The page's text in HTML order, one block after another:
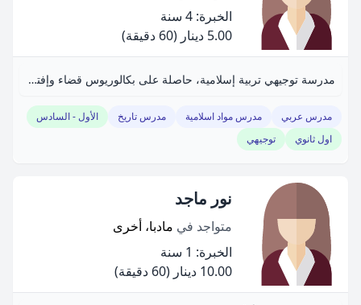
الخبرة: 4 سنة
5.00 دينار
(60 دقيقة)
مدرسة توجيهي تربية إسلامية، حاصلة على بكالوريوس قضاء وإفتاء.
مدرس عربي مدرس مواد اسلامية مدرس تاريخ
الأول - السادس
اول ثانوي
توجيهي
نور ماجد
متواجد في مادبا، أخرى
الخبرة: 1 سنة
10.00 دينار
(60 دقيقة)